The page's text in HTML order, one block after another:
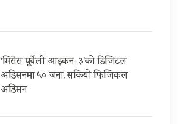
‘मिसेस पूर्वेली आइकन-३’को डिजिटल
अडिसनमा ५० जना, सकियो फिजिकल
अडिसन